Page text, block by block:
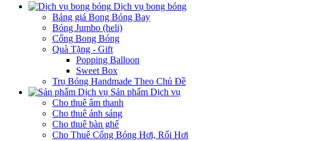
Dịch vụ bong bóng
Bảng giá Bong Bóng Bay
Bóng Jumbo (heli)
Cổng Bong Bóng
Quà Tặng - Gift
Popping Balloon
Sweet Box
Trụ Bóng Handmade Theo Chủ Đề
Sản phẩm Dịch vụ
Cho thuê âm thanh
Cho thuê ánh sáng
Cho thuê bàn ghế
Cho Thuê Cổng Bóng Hơi, Rối Hơi